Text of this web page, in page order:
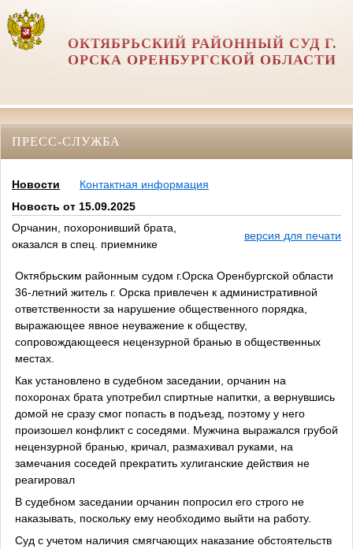
ОКТЯБРЬСКИЙ РАЙОННЫЙ СУД Г.
ОРСКА ОРЕНБУРГСКОЙ ОБЛАСТИ
ПРЕСС-СЛУЖБА
Новости
Контактная информация
Новость от 15.09.2025
Орчанин, похоронивший брата,
оказался в спец. приемнике
версия для печати
Октябрьским районным судом г.Орска Оренбургской области
36-летний житель г. Орска привлечен к административной
ответственности за нарушение общественного порядка,
выражающее явное неуважение к обществу,
сопровождающееся нецензурной бранью в общественных
местах.
Как установлено в судебном заседании, орчанин на
похоронах брата употребил спиртные напитки, а вернувшись
домой не сразу смог попасть в подъезд, поэтому у него
произошел конфликт с соседями. Мужчина выражался грубой
нецензурной бранью, кричал, размахивал руками, на
замечания соседей прекратить хулиганские действия не
реагировал
В судебном заседании орчанин попросил его строго не
наказывать, поскольку ему необходимо выйти на работу.
Суд с учетом наличия смягчающих наказание обстоятельств